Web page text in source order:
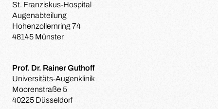
St. Franziskus-Hospital
Augenabteilung
Hohenzollernring 74
48145 Münster
Prof. Dr. Rainer Guthoff
Universitäts-Augenklinik
Moorenstraße 5
40225 Düsseldorf